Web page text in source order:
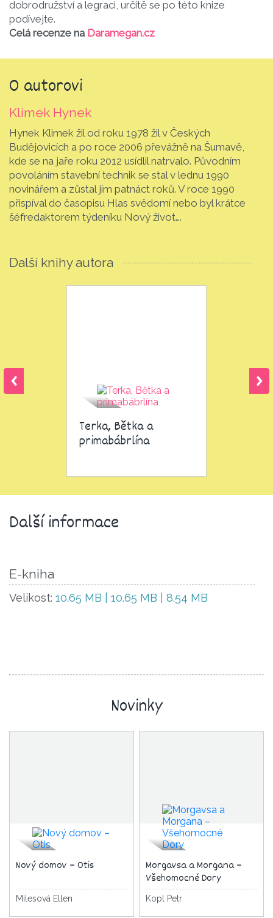
dobrodružství a legraci, určitě se po této knize
podívejte.
Celá recenze na Daramegan.cz
O autorovi
Klimek Hynek
Hynek Klimek žil od roku 1978 žil v Českých
Budějovicích a po roce 2006 převážně na Šumavě,
kde se na jaře roku 2012 usídlil natrvalo. Původním
povoláním stavební technik se stal v lednu 1990
novinářem a zůstal jím patnáct roků. V roce 1990
přispíval do časopisu Hlas svědomí nebo byl krátce
šéfredaktorem týdeníku Nový život….
Další knihy autora
Terka, Bětka a
primabábrlína
Další informace
E-kniha
Velikost: 10.65 MB | 10.65 MB | 8.54 MB
Novinky
Nový domov – Otis
Milesová Ellen
Morgavsa a Morgana –
Všehomocné Dory
Kopl Petr